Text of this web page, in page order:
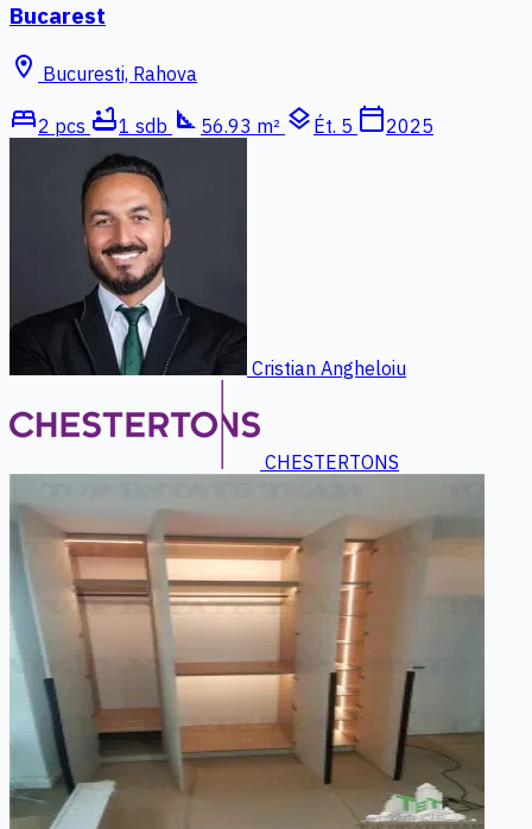
Bucarest
location_on Bucuresti, Rahova
bed2 pcs bathtub1 sdb square_foot 56.93 m² layers Ét. 5 calendar_today2025
Cristian Angheloiu
CHESTERTONS